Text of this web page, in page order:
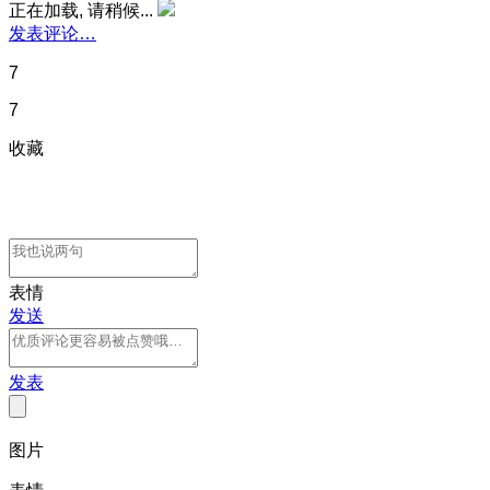
正在加载, 请稍候...
发表评论…
7
7
收藏
表情
发送
发表
图片